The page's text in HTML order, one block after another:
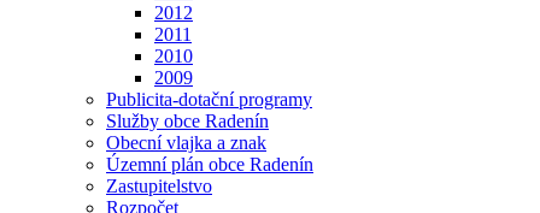
2012
2011
2010
2009
Publicita-dotační programy
Služby obce Radenín
Obecní vlajka a znak
Územní plán obce Radenín
Zastupitelstvo
Rozpočet